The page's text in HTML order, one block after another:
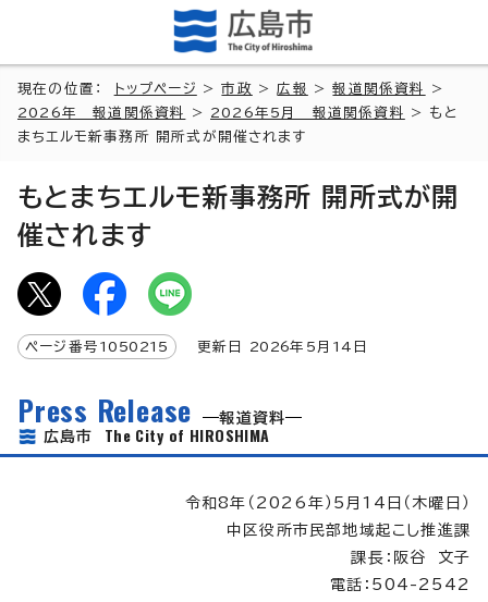
現在の位置： トップページ >市政 >広報 >報道関係資料
>
2026年 報道関係資料
> 2026年5月 報道関係資料
> もと
まちエルモ新事務所 開所式が開催されます
もとまちエルモ新事務所 開所式が開
催されます
ページ番号 1050215 更新日 2026年5月 14 日
Press Release
報道資料
広島市 The City of HIROSHIMA
令和8年（2026年）5月14日（木曜日）
中区役所市民部地域起こし推進課
課長：阪谷 文子
電話：504-2542